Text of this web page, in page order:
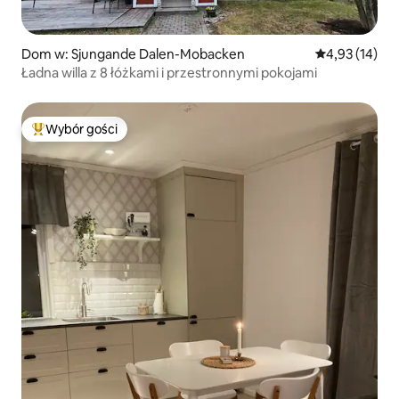
Dom w: Sjungande Dalen-Mobacken Średnia
4,93 (14)
Ładna willa z 8 łóżkami i przestronnymi pokojami
Najpopularniejsze z kategorii Wybór gości
Wybór gości